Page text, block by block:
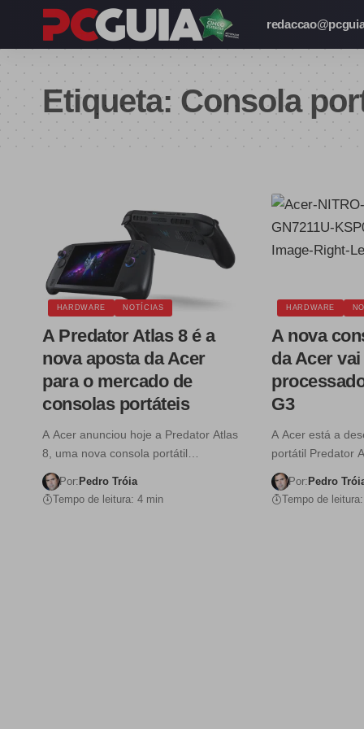
Etiqueta: Consola
HARDWARE NOTÍCIAS
A Predator Atlas 8 é a
nova aposta da Acer
para o mercado de
consolas portáteis
A Acer anunciou hoje a Predator Atlas
8, uma nova consola portátil…
Por: Pedro Tróia
Tempo de leitura: 4 min
HARDWARE
A nova
da Acer
G3
A Acer está a
portátil Predator
Por: Pedro
Tempo de